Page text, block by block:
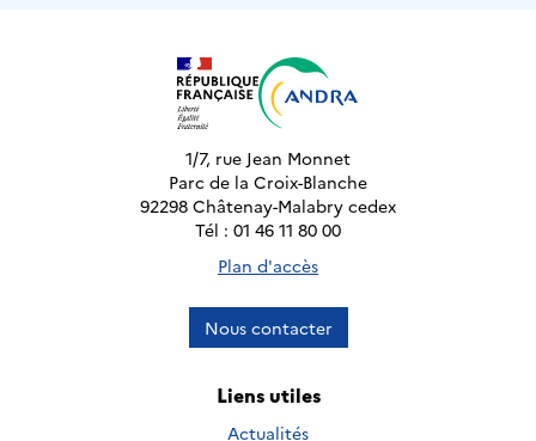
1/7, rue Jean Monnet
Parc de la Croix-Blanche
92298 Châtenay-Malabry cedex
Tél : 01 46 11 80 00
Plan d'accès
Nous contacter
Liens utiles
Actualités